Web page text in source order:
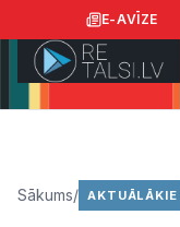
E-AVĪZE
Sākums/ AKTUĀLĀKIE